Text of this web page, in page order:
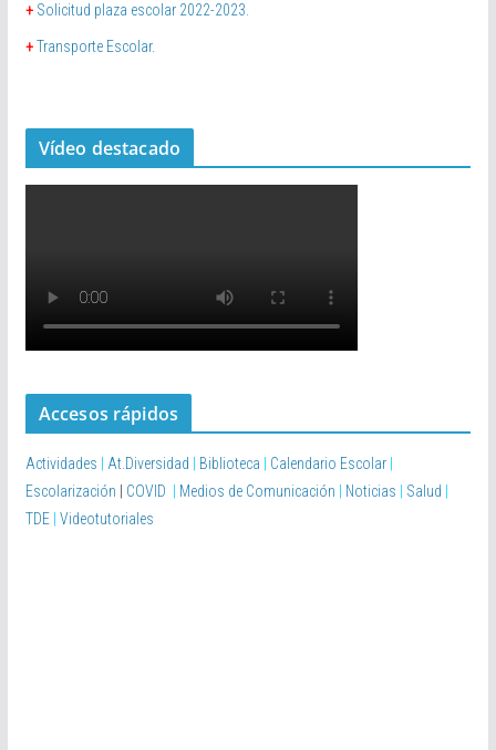
+ Solicitud plaza escolar 2022-2023.
+Transporte Escolar.
Vídeo destacado
Accesos rápidos
Actividades At.Diversidad Biblioteca Calendario Escolar
Escolarización
COVID Medios de Comunicación Noticias Salud
TDE Videotutoriales